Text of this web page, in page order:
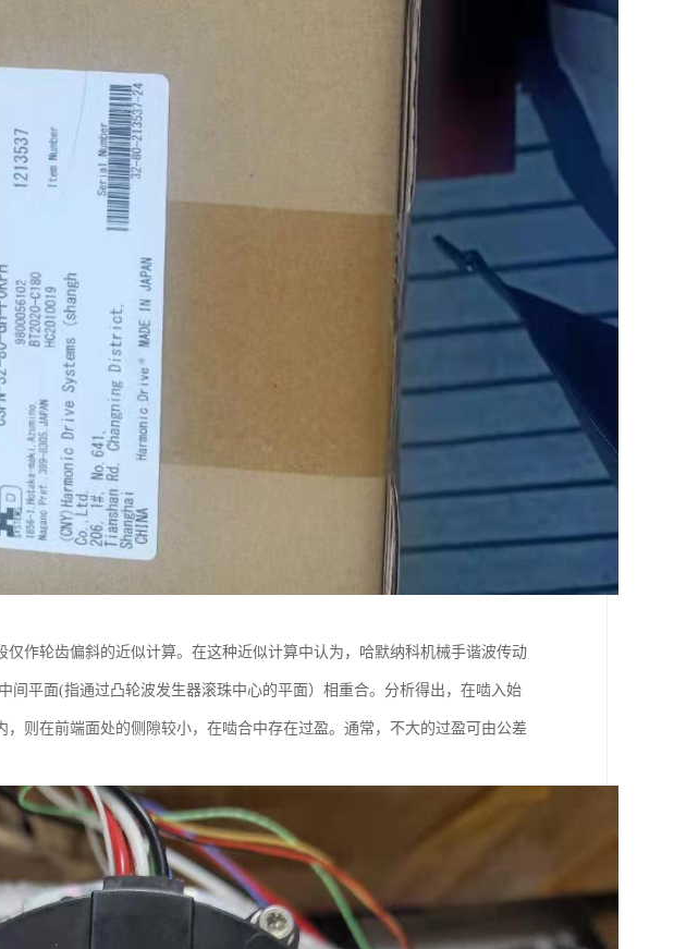
作轮齿偏斜的近似计算。在这种近似计算中认为，哈默纳科机械手谐波传动
间平面(指通过凸轮波发生器滚珠中心的平面）相重合。分析得出，在啮入始
则在前端面处的侧隙较小，在啮合中存在过盈。通常，不大的过盈可由公差